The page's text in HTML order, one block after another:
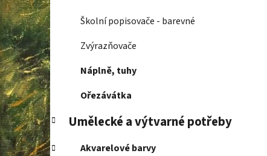
Školní popisovače - barevné
Zvýrazňovače
Náplně, tuhy
Ořezávátka
Umělecké a výtvarné potřeby
Akvarelové barvy